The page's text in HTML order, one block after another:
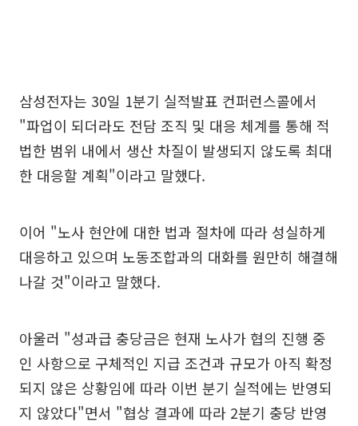
삼성전자는 30일 1분기 실적발표 컨퍼런스콜에서
"파업이 되더라도 전담 조직 및 대응 체계를 통해 적
법한 범위 내에서 생산 차질이 발생되지 않도록 최대
한 대응할 계획"이라고 말했다.
이어 "노사 현안에 대한 법과 절차에 따라 성실하게
대응하고 있으며 노동조합과의 대화를 원만히 해결해
나갈 것"이라고 말했다.
아울러 "성과급 충당금은 현재 노사가 협의 진행 중
인 사항으로 구체적인 지급 조건과 규모가 아직 확정
되지 않은 상황임에 따라 이번 분기 실적에는 반영되
지 않았다"면서 "협상 결과에 따라 2분기 충당 반영